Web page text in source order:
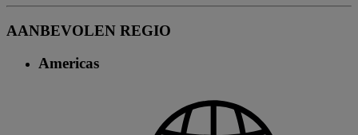
AANBEVOLEN REGIO
Americas